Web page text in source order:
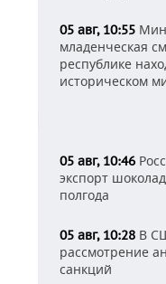
05 авг, 10:55
младенческая
республике
историческом
05 авг, 10:46
экспорт
полгода
05 авг, 10:28 В
рассмотрение
санкций